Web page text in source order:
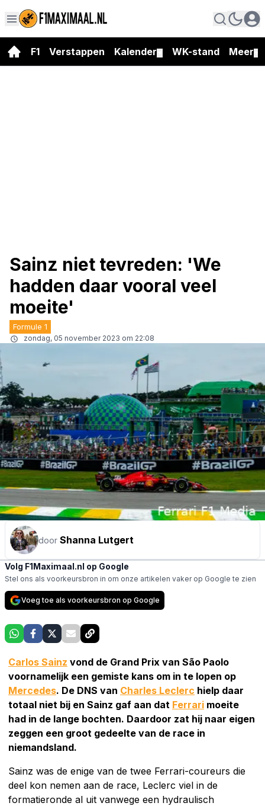
F1 Verstappen Kalender WK-stand Meer
Sainz niet tevreden: 'We
hadden daar vooral veel
moeite'
Formule 1
zondag, 05 november 2023 om 22:08
door Shanna Lutgert
Volg F1Maximaal.nl op Google
Stel ons als voorkeursbron in om onze artikelen vaker op Google te zien
Voeg toe als voorkeursbron op Google
Carlos Sainz vond de Grand Prix van São Paolo
voornamelijk een gemiste kans om in te lopen op
Mercedes. De DNS van Charles Leclerc hielp daar
totaal niet bij en Sainz gaf aan dat Ferrari moeite
had in de lange bochten. Daardoor zat hij naar eigen
zeggen een groot gedeelte van de race in
niemandsland.
Sainz was de enige van de twee Ferrari-coureurs die
deel kon nemen aan de race, Leclerc viel in de
formatieronde al uit vanwege een hydraulisch